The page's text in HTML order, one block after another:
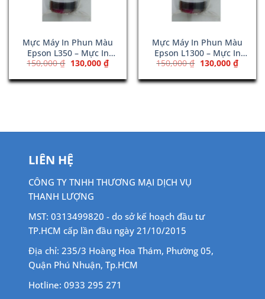
Mực Máy In Phun Màu
Epson L350 – Mực In
T6643 Magenta
150,000₫ Giá
là:
150,000 ₫.
130,000 ₫Giá
hiện
tại
là:
Mực Máy In Phun Màu
Epson L1300 – Mực In
T6643 Magenta
150,000₫ Giá
là:
150,000 ₫.
130,000 ₫Giá
hiện
tại
là:
LIÊN HỆ
CÔNG TY TNHH THƯƠNG MẠI DỊCH VỤ
THANH LƯỢNG
MST: 0313499820 - do sở kế hoạch đầu tư
TP.HCM cấp lần đầu ngày 21/10/2015
Địa chỉ: 235/3 Hoàng Hoa Thám, Phường 05,
Quận Phú Nhuận, Tp.HCM
Hotline: 0933 295 271